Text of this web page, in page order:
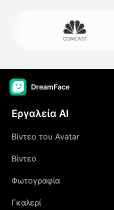
DreamFace
Εργαλεία AI
Βίντεο του Avatar
Βίντεο
Φωτογραφία
Γκαλερί